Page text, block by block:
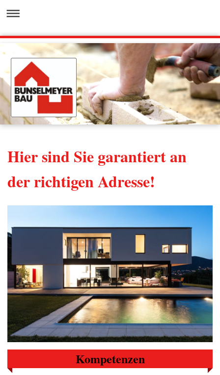
Hier sind Sie garantiert an
der richtigen Adresse!
Kompetenzen